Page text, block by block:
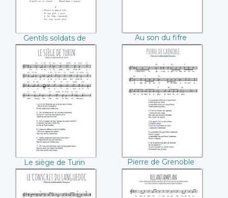
Gentils soldats de
France
Au son du fifre
Le siège de Turin
Le siège de Turin
Pierre de Grenoble
Pierre de Grenoble